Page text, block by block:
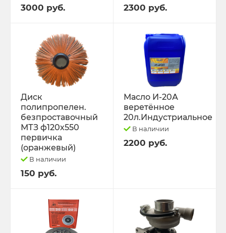
3000 руб. 2300 руб.
Диск
полипропелен.
безпроставочный
МТЗ ф120х550
первичка
(оранжевый)
В наличии
150 руб.
Масло И-20А
веретённое
20л.Индустриальное
В наличии
2200 руб.